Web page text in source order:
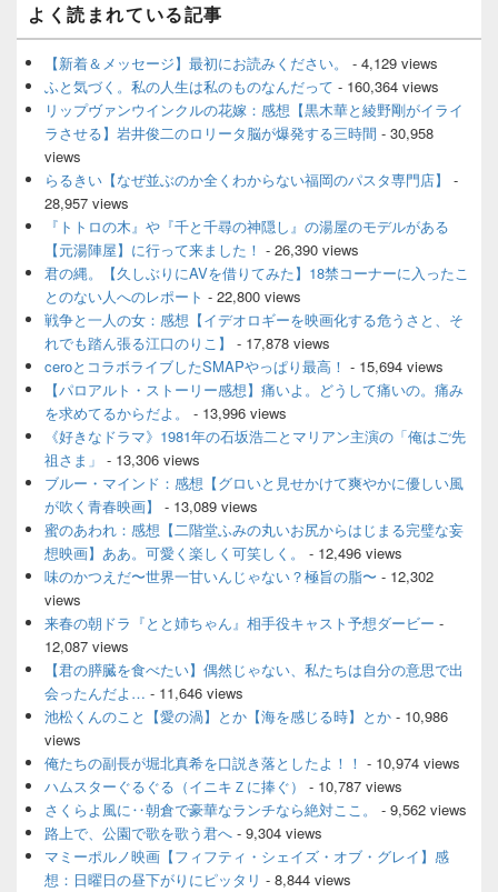
ン
サ
イ
ィ
ェ
エ
ア
よく読まれている記事
【新着＆メッセージ】最初にお読みください。
- 4,129 views
ふと気づく。私の人生は私のものなんだって - 160,364 views
リップヴァンウインクルの花嫁：感想【黒木華と綾野剛がイライ
ラさせる】岩井俊二のロリータ脳が爆発する三時間 - 30,958
views
らるきい【なぜ並ぶのか全くわからない福岡のパスタ専門店】
-
28,957 views
『トトロの木』や『千と千尋の神隠し』の湯屋のモデルがある
【元湯陣屋】に行って来ました！ - 26,390 views
君の縄。【久しぶりにAVを借りてみた】18禁コーナーに入ったこ
とのない人へのレポート - 22,800 views
戦争と一人の女：感想【イデオロギーを映画化する危うさと、そ
れでも踏ん張る江口のりこ】
- 17,878 views
ceroとコラボライブしたSMAPやっぱり最高！ - 15,694 views
【パロアルト・ストーリー感想】痛いよ。どうして痛いの。痛み
を求めてるからだよ。
- 13,996 views
《好きなドラマ》1981年の石坂浩二とマリアン主演の「俺はご先
祖さま」 - 13,306 views
ブルー・マインド：感想【グロいと見せかけて爽やかに優しい風
が吹く青春映画】
- 13,089 views
蜜のあわれ：感想【二階堂ふみの丸いお尻からはじまる完璧な妄
想映画】ああ。可愛く楽しく可笑しく。
- 12,496 views
味のかつえだ〜世界一甘いんじゃない？極旨の脂〜 - 12,302
views
来春の朝ドラ『とと姉ちゃん』相手役キャスト予想ダービー -
12,087 views
【君の膵臓を食べたい】偶然じゃない、私たちは自分の意思で出
会ったんだよ… - 11,646 views
池松くんのこと【愛の渦】とか【海を感じる時】とか - 10,986
views
俺たちの副長が堀北真希を口説き落としたよ！！ - 10,974 views
ハムスターぐるぐる（イニキＺに捧ぐ）
- 10,787 views
さくらよ風に‥朝倉で豪華なランチなら絶対ここ。
- 9,562 views
路上で、公園で歌を歌う君へ - 9,304 views
マミーポルノ映画【フィフティ・シェイズ・オブ・グレイ】感
想：日曜日の昼下がりにピッタリ - 8,844 views